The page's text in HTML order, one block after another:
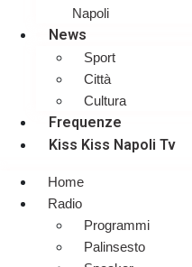
Napoli
News
Sport
Città
Cultura
Frequenze
Kiss Kiss Napoli Tv
Home
Radio
Programmi
Palinsesto